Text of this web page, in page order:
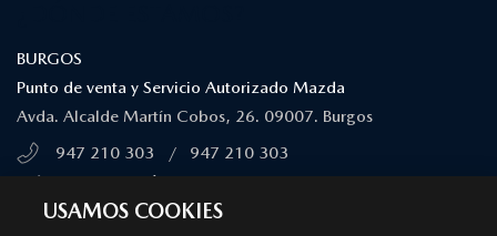
BURGOS
Punto de venta y Servicio Autorizado Mazda
Avda. Alcalde Martín Cobos, 26. 09007. Burgos
947 210 303
/
947 210 303
USAMOS COOKIES